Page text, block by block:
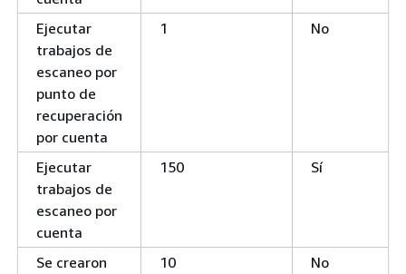
Ejecutar
trabajos de
escaneo por
punto de
recuperación
por cuenta
1 No
Ejecutar
trabajos de
escaneo por
cuenta
150 Sí
Se crearon
10 No